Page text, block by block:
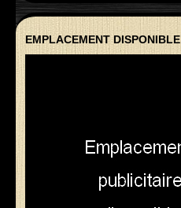
EMPLACEMENT DISPONIBLE